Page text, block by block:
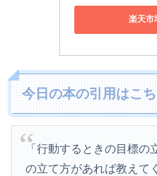
楽天市
今日の本の引用はこち
「行動するときの目標
の立て方があれば教えて